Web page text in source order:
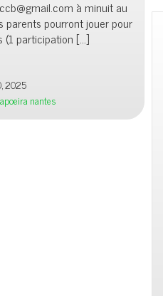
à minuit au
parents pourront jouer pour
(1 participation […]
2025
nantes